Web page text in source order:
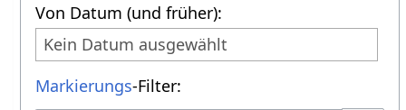
Von Datum (und früher):
Kein Datum ausgewählt
Markierungs-Filter: